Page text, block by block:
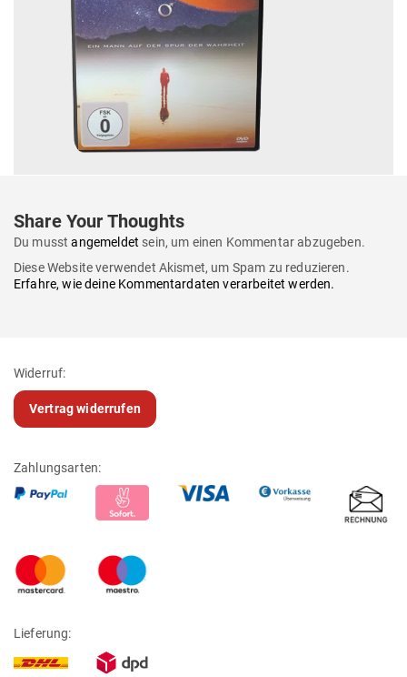
Share Your Thoughts
Du musstangemeldet sein, um einen Kommentar abzugeben.
Diese Website verwendet Akismet, um Spam zu reduzieren.
Erfahre, wie deine Kommentardaten verarbeitet werden.
Widerruf:
Vertrag widerrufen
Zahlungsarten:
Lieferung: